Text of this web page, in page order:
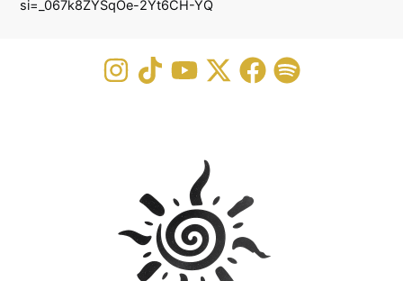
si=_067k8ZYSqOe-2Yt6CH-YQ